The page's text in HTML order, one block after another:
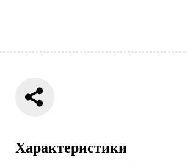
Характеристики